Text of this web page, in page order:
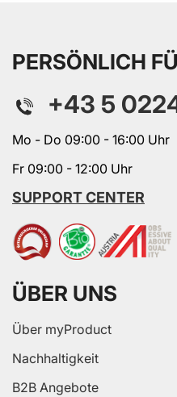
PERSÖNLICH
+43 5
Mo - Do 09:00 - 16:00 Uhr
Fr 09:00 - 12:00 Uhr
SUPPORT CENTER
ÜBER UNS
Über myProduct
Nachhaltigkeit
B2B Angebote